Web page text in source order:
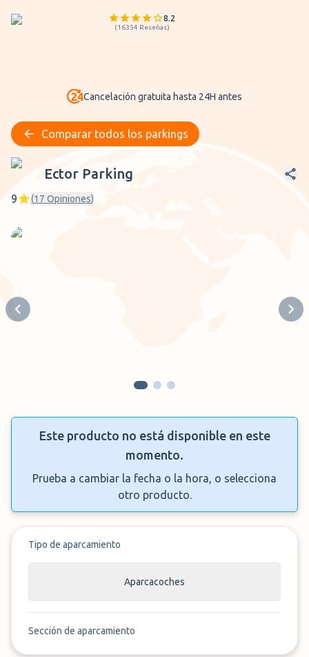
8.2
(16354 Reseñas)
Cancelación gratuita hasta 24H antes
Comparar todos los parkings
Ector Parking
Ector Parking
9 (17 Opiniones)
Previous slide
Este producto no está disponible en este
momento.
Prueba a cambiar la fecha o la hora, o selecciona
otro producto.
Tipo de aparcamiento
Aparcacoches
Sección de aparcamiento